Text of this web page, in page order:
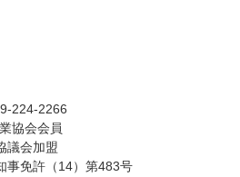
224-2266
協会会員
議会加盟
事免許（14）第483号